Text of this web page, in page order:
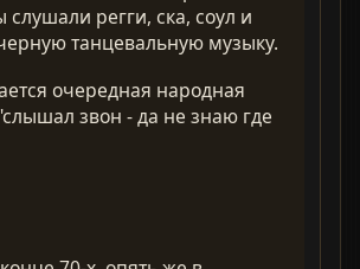
слушали регги, ска, соул и
танцевальную музыку.
очередная народная
звон - да не знаю где